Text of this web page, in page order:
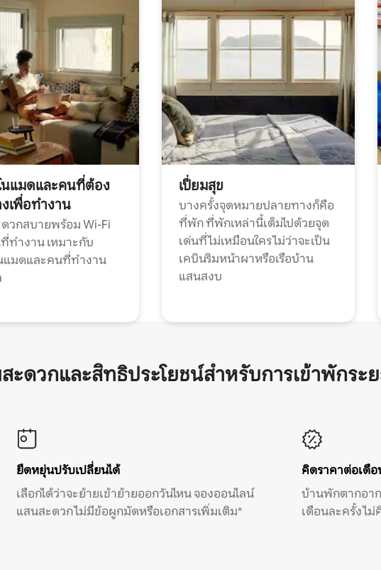
นแมดและคนที่ต้อง
เพื่อทำงาน
วกสบายพร้อม Wi-Fi
ทำงาน เหมาะกับ
แมดและคนที่ทำงาน
เปี่ยมสุข
บางครั้งจุดหมายปลายทางก็คือ
ที่พัก ที่พักเหล่านี้เต็มไปด้วยจุด
เด่นที่ไม่เหมือนใคร ไม่ว่าจะเป็น
เคบินริมหน้าผาหรือเรือบ้าน
แสนสงบ
ะดวกและสิทธิประโยชน์สำหรับการเข้าพักระ
ยืดหยุ่นปรับเปลี่ยนได้
เลือกได้ว่าจะย้ายเข้าย้ายออกวันไหน จองออนไลน์
แสนสะดวก ไม่มีข้อผูกมัดหรือเอกสารเพิ่มเติม*
คิดราคาต่อเดือ
บ้านพักตากอา
เดือนละครั้ง ไ